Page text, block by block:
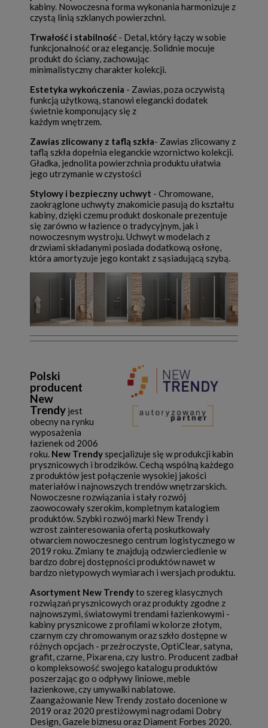
kabiny. Nowoczesna forma wykonania harmonizuje z
czystą linią szklanych powierzchni.
Trwałość i stabilność - Detal, który łączy w sobie
funkcjonalność oraz elegancję. Solidnie mocuje
produkt do ściany, zachowując
minimalistyczny charakter kolekcji.
Estetyka wykończenia - Zawias, poza oczywistą
funkcją użytkową, stanowi elegancki dodatek
świetnie komponujący się z
każdym wnętrzem.
Zawias zlicowany z taflą szkła- Zawias zlicowany z
taflą szkła dopełnia eleganckie wzornictwo kolekcji.
Gładka, jednolita powierzchnia produktu ułatwia
jego utrzymanie w czystości
Stylowy i bezpieczny uchwyt - Chromowane,
zaokrąglone uchwyty znakomicie pasują do kształtu
kabiny, dzięki czemu produkt doskonale prezentuje
się zarówno w łazience o tradycyjnym, jak i
nowoczesnym wystroju. Uchwyt w modelach z
drzwiami składanymi posiada dodatkową osłonę,
która amortyzuje jego kontakt z sąsiadującą szybą.
Polski
producent
New
Trendy jest
obecny na rynku
wyposażenia
łazienek od 2006
roku. New Trendyspecjalizuje się w produkcji kabin
prysznicowych i brodzików. Cechą wspólną każdego
z produktów jest połączenie wysokiej jakości
materiałów i najnowszych trendów wnętrzarskich.
Nowoczesne rozwiązania i stały rozwój
zaowocowały szerokim, kompletnym katalogiem
produktów. Szybki rozwój marki New Trendy i
wzrost zainteresowania ofertą poskutkowały
otwarciem nowoczesnego centrum logistycznego w
2019 roku. Zmiany te znajdują odzwierciedlenie w
bardzo dobrej dostępności produktów nawet w
bardzo nietypowych wymiarach i wersjach produktu.
Asortyment New Trendyto szereg klasycznych
rozwiązań prysznicowych oraz produkty zgodne z
najnowszymi, światowymi trendami łazienkowymi -
kabiny prysznicowe z profilami w kolorze złotym,
czarnym czy chromowanym oraz szkło dostępne w
różnych opcjach - przeźroczyste, OptiClear, satyna,
grafit, czarne, Pixarena, czy lustro. Producent zadbał
o kompleksowość swojego katalogu produktów
poszerzając go o odpływy liniowe, meble
łazienkowe, czy umywalki nablatowe.
Zaangażowanie New Trendy zostało docenione w
2019 oraz 2020 prestiżowymi nagrodami Dobry
Design, Gazele biznesu oraz Diament Forbes 2020.